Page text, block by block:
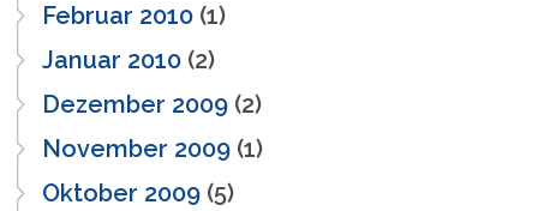
Februar 2010 (1)
Januar 2010 (2)
Dezember 2009 (2)
November 2009 (1)
Oktober 2009 (5)